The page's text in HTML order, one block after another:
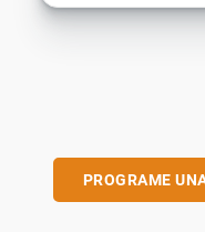
PROGRAME